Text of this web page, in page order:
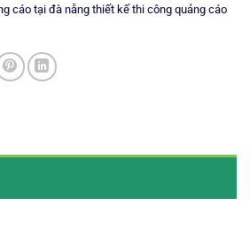
cáo tại đà nẵng thiết kế thi công quảng cáo